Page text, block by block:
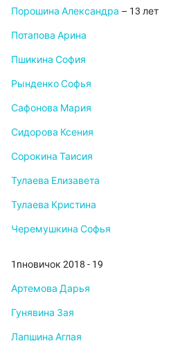
Порошина Александра – 13 лет
Потапова Арина
Пшикина София
Рынденко Софья
Сафонова Мария
Сидорова Ксения
Сорокина Таисия
Тулаева Елизавета
Тулаева Кристина
Черемушкина Софья
1nновичок 2018 - 19
Артемова Дарья
Гунявина Зая
Лапшина Аглая